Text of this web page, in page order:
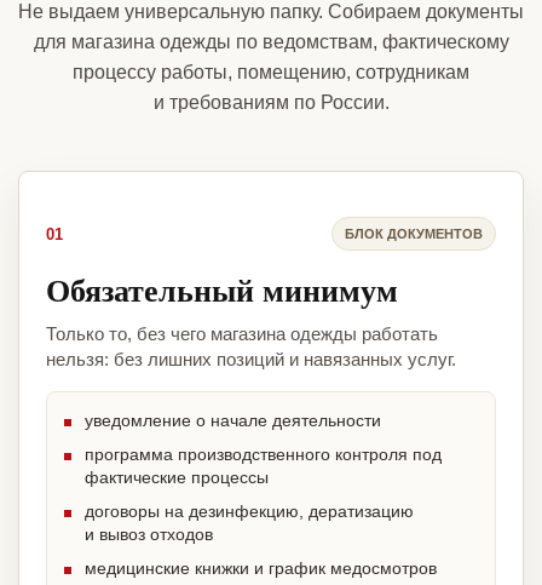
Не выдаем универсальную папку. Собираем документы
для магазина одежды по ведомствам, фактическому
процессу работы, помещению, сотрудникам
и требованиям по России.
01 БЛОК ДОКУМЕНТОВ
Обязательный минимум
Только то, без чего магазина одежды работать
нельзя: без лишних позиций и навязанных услуг.
уведомление о начале деятельности
программа производственного контроля под
фактические процессы
договоры на дезинфекцию, дератизацию
и вывоз отходов
медицинские книжки и график медосмотров